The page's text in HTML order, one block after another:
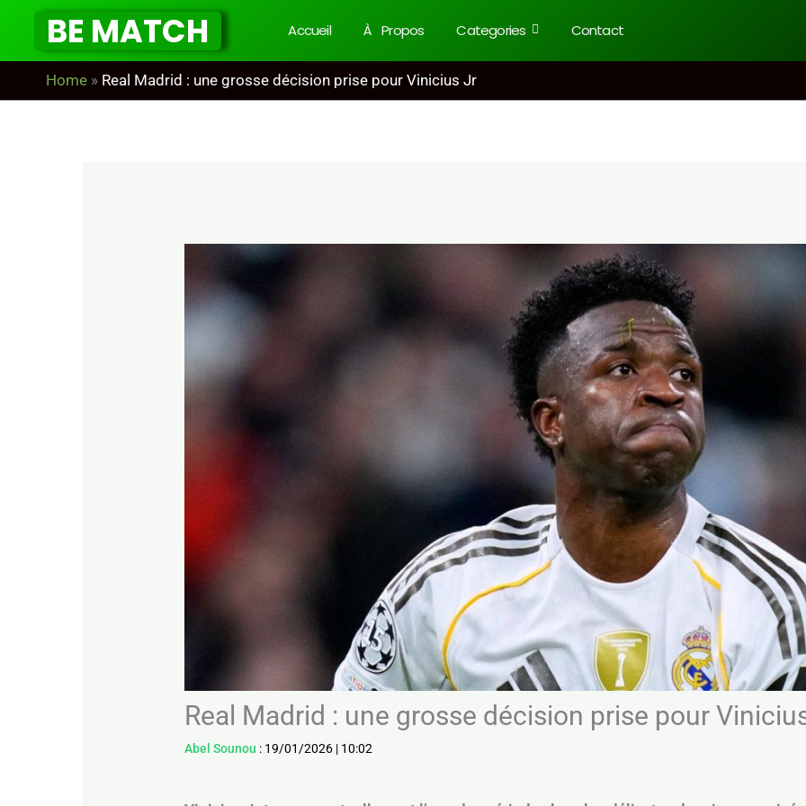
contenu
BE MATCH Accueil À Propos Categories Contact
Home » Real Madrid : une grosse décision prise pour Vinicius Jr
Real Madrid : une grosse décision prise pour
Abel Sounou : 19/01/2026 | 10:02